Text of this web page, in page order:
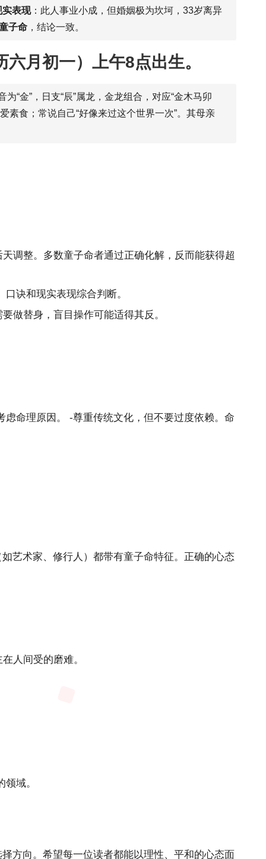
实表现：此人事业小成，但婚姻极为坎坷，33岁离异
子命 ，结论一致。
月初一）上午8点出生。
“金”，日支“辰”属龙，金龙组合，对应“金木马卯
食；常说自己“好像来过这个世界一次”。其母亲
调整。多数童子命者通过正确化解，反而能获得超
诀和现实表现综合判断。
做替身，盲目操作可能适得其反。
命理原因。 -尊重传统文化，但不要过度依赖。命
艺术家、修行人）都带有童子命特征。正确的心态
人间受的磨难。
域。
方向。希望每一位读者都能以理性、平和的心态面